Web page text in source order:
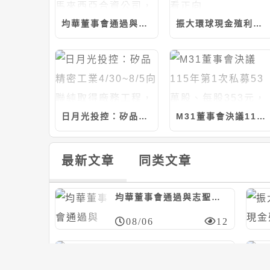
均華董事會通過與志聖等共同投資設立馬來西亞合資公司，計280萬美元/持股20% 振大環球現金殖利率近6%；今年營運看正向
日月光投控：矽品精密工業4/30~8/5向聯純取得廠務工程，計約9.37億元 M31董事會決議115年第1次私募53萬股、每股353元，應募人信驊
最新文章 同类文章
均華董事會通過與志聖等共同投資設立馬來西亞合資公司，計280萬美元/持股20%
08/06 12